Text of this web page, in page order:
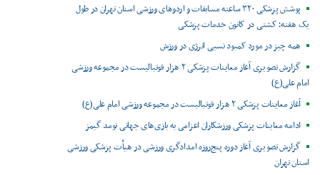
پوشش پزشکی ۳۲۰ ساعته مسابقات و اردوهای ورزشی استان تهران در طول
یک هفته؛ کشتی در کانون خدمات پزشکی
همه چیز در مورد کمبود نسبی انرژی در ورزش
گزارش تصویری آغاز معاینات پزشکی ۲ هزار فوتبالیست در مجموعه ورزشی
امام علی(ع)
آغاز معاینات پزشکی ۲ هزار فوتبالیست در مجموعه ورزشی امام علی(ع)
ادامه معاینات پزشکی ورزشکاران اعزامی به بازی‌های جهانی نومد گیمز
گزارش تصویری آغاز دوره پنج‌روزه امدادگری ورزشی در هیأت پزشکی ورزشی
استان تهران